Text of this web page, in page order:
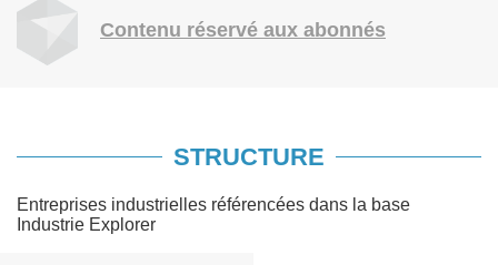
Contenu réservé aux abonnés
STRUCTURE
Entreprises industrielles référencées dans la base
Industrie Explorer